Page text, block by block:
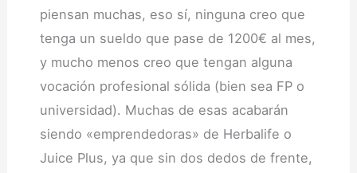
piensan muchas, eso sí, ninguna creo que
tenga un sueldo que pase de 1200€ al mes,
y mucho menos creo que tengan alguna
vocación profesional sólida (bien sea FP o
universidad). Muchas de esas acabarán
siendo «emprendedoras» de Herbalife o
Juice Plus, ya que sin dos dedos de frente,